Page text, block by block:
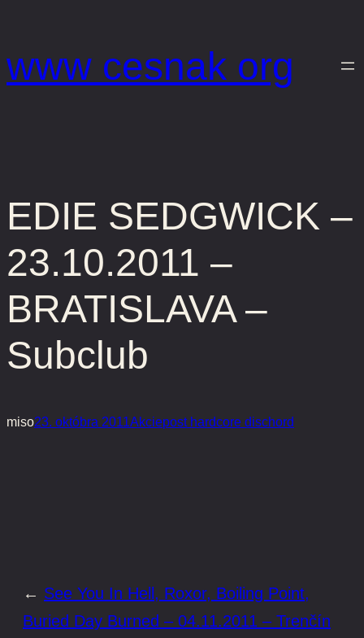
obsah
www cesnak org
EDIE SEDGWICK –
23.10.2011 –
BRATISLAVA –
Subclub
miso23. októbra 2011Akciepost hardcore dischord
← See You In Hell, Roxor, Boiling Point,
Buried Day Burned – 04.11.2011 – Trenčín